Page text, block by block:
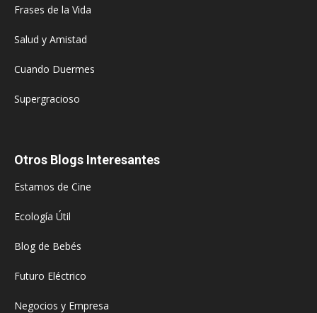
Frases de la Vida
Salud y Amistad
Cuando Duermes
Supergracioso
Otros Blogs Interesantes
Estamos de Cine
Ecología Útil
Blog de Bebés
Futuro Eléctrico
Negocios y Empresa